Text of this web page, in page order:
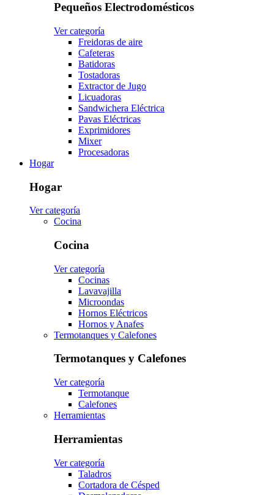
Pequeños Electrodomésticos
Ver categoría
Freidoras de aire
Cafeteras
Batidoras
Tostadoras
Extractor de Jugo
Licuadoras
Sandwichera Eléctrica
Pavas Eléctricas
Exprimidores
Mixer
Procesadoras
Hogar
Hogar
Ver categoría
Cocina
Cocina
Ver categoría
Cocinas
Lavavajilla
Microondas
Hornos Eléctricos
Hornos y Anafes
Termotanques y Calefones
Termotanques y Calefones
Ver categoría
Termotanque
Calefones
Herramientas
Herramientas
Ver categoría
Taladros
Cortadora de Césped